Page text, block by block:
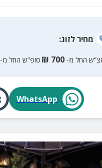
מחירלזוג:
החל מ- 700
₪ סופ”ש החל מ-
WhatsApp